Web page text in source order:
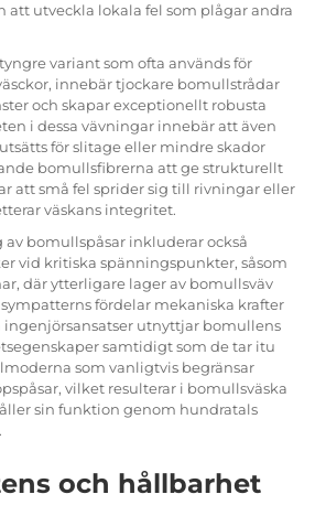
att utveckla lokala fel som plågar andra
variant som ofta används för
innebär tjockare bomullstrådar
och skapar exceptionellt robusta
i dessa vävningar innebär att även
för slitage eller mindre skador
bomullsfibrerna att ge strukturellt
att små fel sprider sig till rivningar eller
väskans integritet.
bomullspåsar inkluderar också
vid kritiska spänningspunkter, såsom
där ytterligare lager av bomullsväv
fördelar mekaniska krafter
ingenjörsansatser utnyttjar bomullens
samtidigt som de tar itu
som vanligtvis begränsar
vilket resulterar i bomullsväska
sin funktion genom hundratals
och hållbarhet